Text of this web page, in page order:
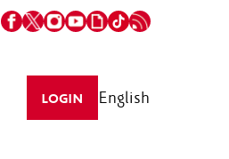
LOGIN English